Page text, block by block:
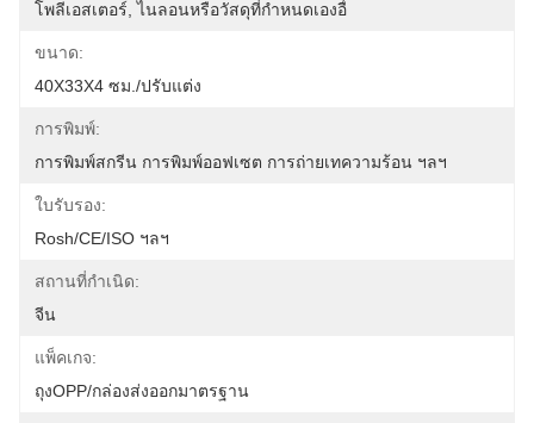
โพลีเอสเตอร์, ไนลอนหรือวัสดุที่กำหนดเองอื่
ขนาด:
40X33X4 ซม./ปรับแต่ง
การพิมพ์:
การพิมพ์สกรีน การพิมพ์ออฟเซต การถ่ายเทความร้อน ฯลฯ
ใบรับรอง:
Rosh/CE/ISO ฯลฯ
สถานที่กำเนิด:
จีน
แพ็คเกจ:
ถุงOPP/กล่องส่งออกมาตรฐาน